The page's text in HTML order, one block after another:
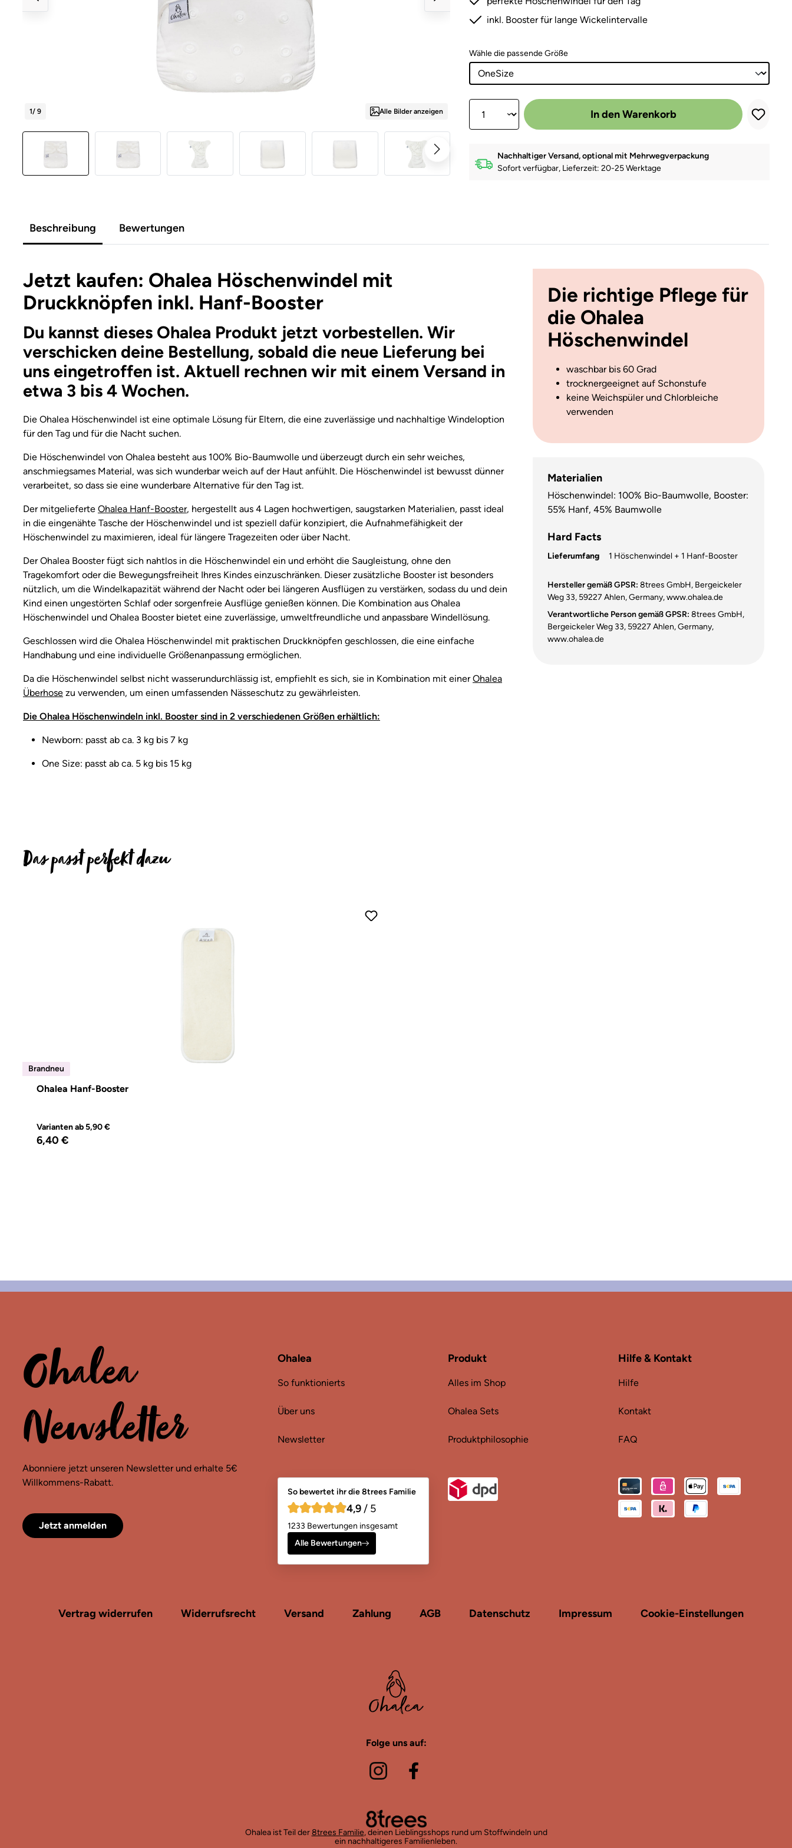
1/ 9 Alle Bilder anzeigen
inkl. Booster für lange Wickelintervalle
Wähle die passende Größeauswählen
Produkt Anzahl: Gib den gewünschten Wert ein oder benutze die Schaltflächen um die
In den Warenkorb
Nachhaltiger Versand, optional mit Mehrwegverpackung
Sofort verfügbar, Lieferzeit: 20-25 Werktage
Beschreibung Bewertungen
Jetzt kaufen: Ohalea Höschenwindel mit
Druckknöpfen inkl. Hanf-Booster
Du kannst dieses Ohalea Produkt jetzt vorbestellen. Wir
verschicken deine Bestellung, sobald die neue Lieferung bei
uns eingetroffen ist. Aktuell rechnen wir mit einem Versand in
etwa 3 bis 4 Wochen.
Die Ohalea Höschenwindel ist eine optimale Lösung für Eltern, die eine zuverlässige und nachhaltige Windeloption
für den Tag und für die Nacht suchen.
Die Höschenwindel von Ohalea besteht aus 100% Bio-Baumwolle und überzeugt durch ein sehr weiches,
anschmiegsames Material, was sich wunderbar weich auf der Haut anfühlt. Die Höschenwindel ist bewusst dünner
verarbeitet, so dass sie eine wunderbare Alternative für den Tag ist.
Der mitgelieferte Ohalea Hanf-Booster, hergestellt aus 4 Lagen hochwertigen, saugstarken Materialien, passt ideal
in die eingenähte Tasche der Höschenwindel und ist speziell dafür konzipiert, die Aufnahmefähigkeit der
Höschenwindel zu maximieren, ideal für längere Tragezeiten oder über Nacht.
Der Ohalea Booster fügt sich nahtlos in die Höschenwindel ein und erhöht die Saugleistung, ohne den
Tragekomfort oder die Bewegungsfreiheit Ihres Kindes einzuschränken. Dieser zusätzliche Booster ist besonders
nützlich, um die Windelkapazität während der Nacht oder bei längeren Ausflügen zu verstärken, sodass du und dein
Kind einen ungestörten Schlaf oder sorgenfreie Ausflüge genießen können. Die Kombination aus Ohalea
Höschenwindel und Ohalea Booster bietet eine zuverlässige, umweltfreundliche und anpassbare Windellösung.
Geschlossen wird die Ohalea Höschenwindel mit praktischen Druckknöpfen geschlossen, die eine einfache
Handhabung und eine individuelle Größenanpassung ermöglichen.
Da die Höschenwindel selbst nicht wasserundurchlässig ist, empfiehlt es sich, sie in Kombination mit einerOhalea
Überhose zu verwenden, um einen umfassenden Nässeschutz zu gewährleisten.
Die Ohalea Höschenwindeln inkl. Booster sind in 2 verschiedenen Größen erhältlich:
Newborn: passt ab ca. 3 kg bis 7 kg
One Size: passt ab ca. 5 kg bis 15 kg
Die richtige Pflege für
die Ohalea
Höschenwindel
waschbar bis 60 Grad
trocknergeeignet auf Schonstufe
keine Weichspüler und Chlorbleiche
verwenden
Materialien
Höschenwindel: 100% Bio-Baumwolle, Booster:
55% Hanf, 45% Baumwolle
Hard Facts
Lieferumfang 1 Höschenwindel + 1 Hanf-Booster
Hersteller gemäß GPSR: 8trees GmbH, Bergeickeler
Weg 33, 59227 Ahlen, Germany, www.ohalea.de
Verantwortliche Person gemäß GPSR: 8trees GmbH,
Bergeickeler Weg 33, 59227 Ahlen, Germany,
www.ohalea.de
Produktgalerie überspringen
Das passt perfekt dazu
Brandneu
Brandneu
Ohalea Hanf-Booster
Varianten ab5,90 €
Regulärer Preis:
6,40 €
Ohalea
Newsletter
Abonniere jetzt unseren Newsletter und erhalte 5€
Willkommens-Rabatt.
Jetzt anmelden
Ohalea
So funktionierts
Über uns
Newsletter
Produkt
Alles im Shop
Ohalea Sets
Produktphilosophie
Hilfe & Kontakt
Hilfe
Kontakt
FAQ
So bewertet ihr die 8trees Familie
4,9 von 5 Sternen
4,9 / 5
1233 Bewertungen insgesamt
Alle Bewertungen
Vertrag widerrufen Widerrufsrecht Versand Zahlung AGB Datenschutz Impressum Cookie-Einstellungen
Folge uns auf:
Ohalea ist Teil der8trees Familie, deinen Lieblingsshops rund um Stoffwindeln und
ein nachhaltigeres Familienleben.